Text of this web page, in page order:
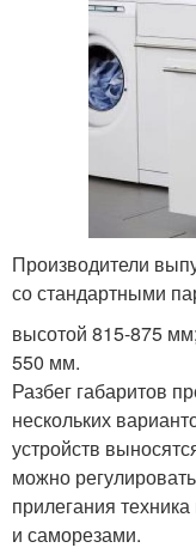
Производители
со стандартными
высотой 815-875
550 мм.
Разбег габаритов
нескольких
устройств
можно
прилегания
и саморезами.